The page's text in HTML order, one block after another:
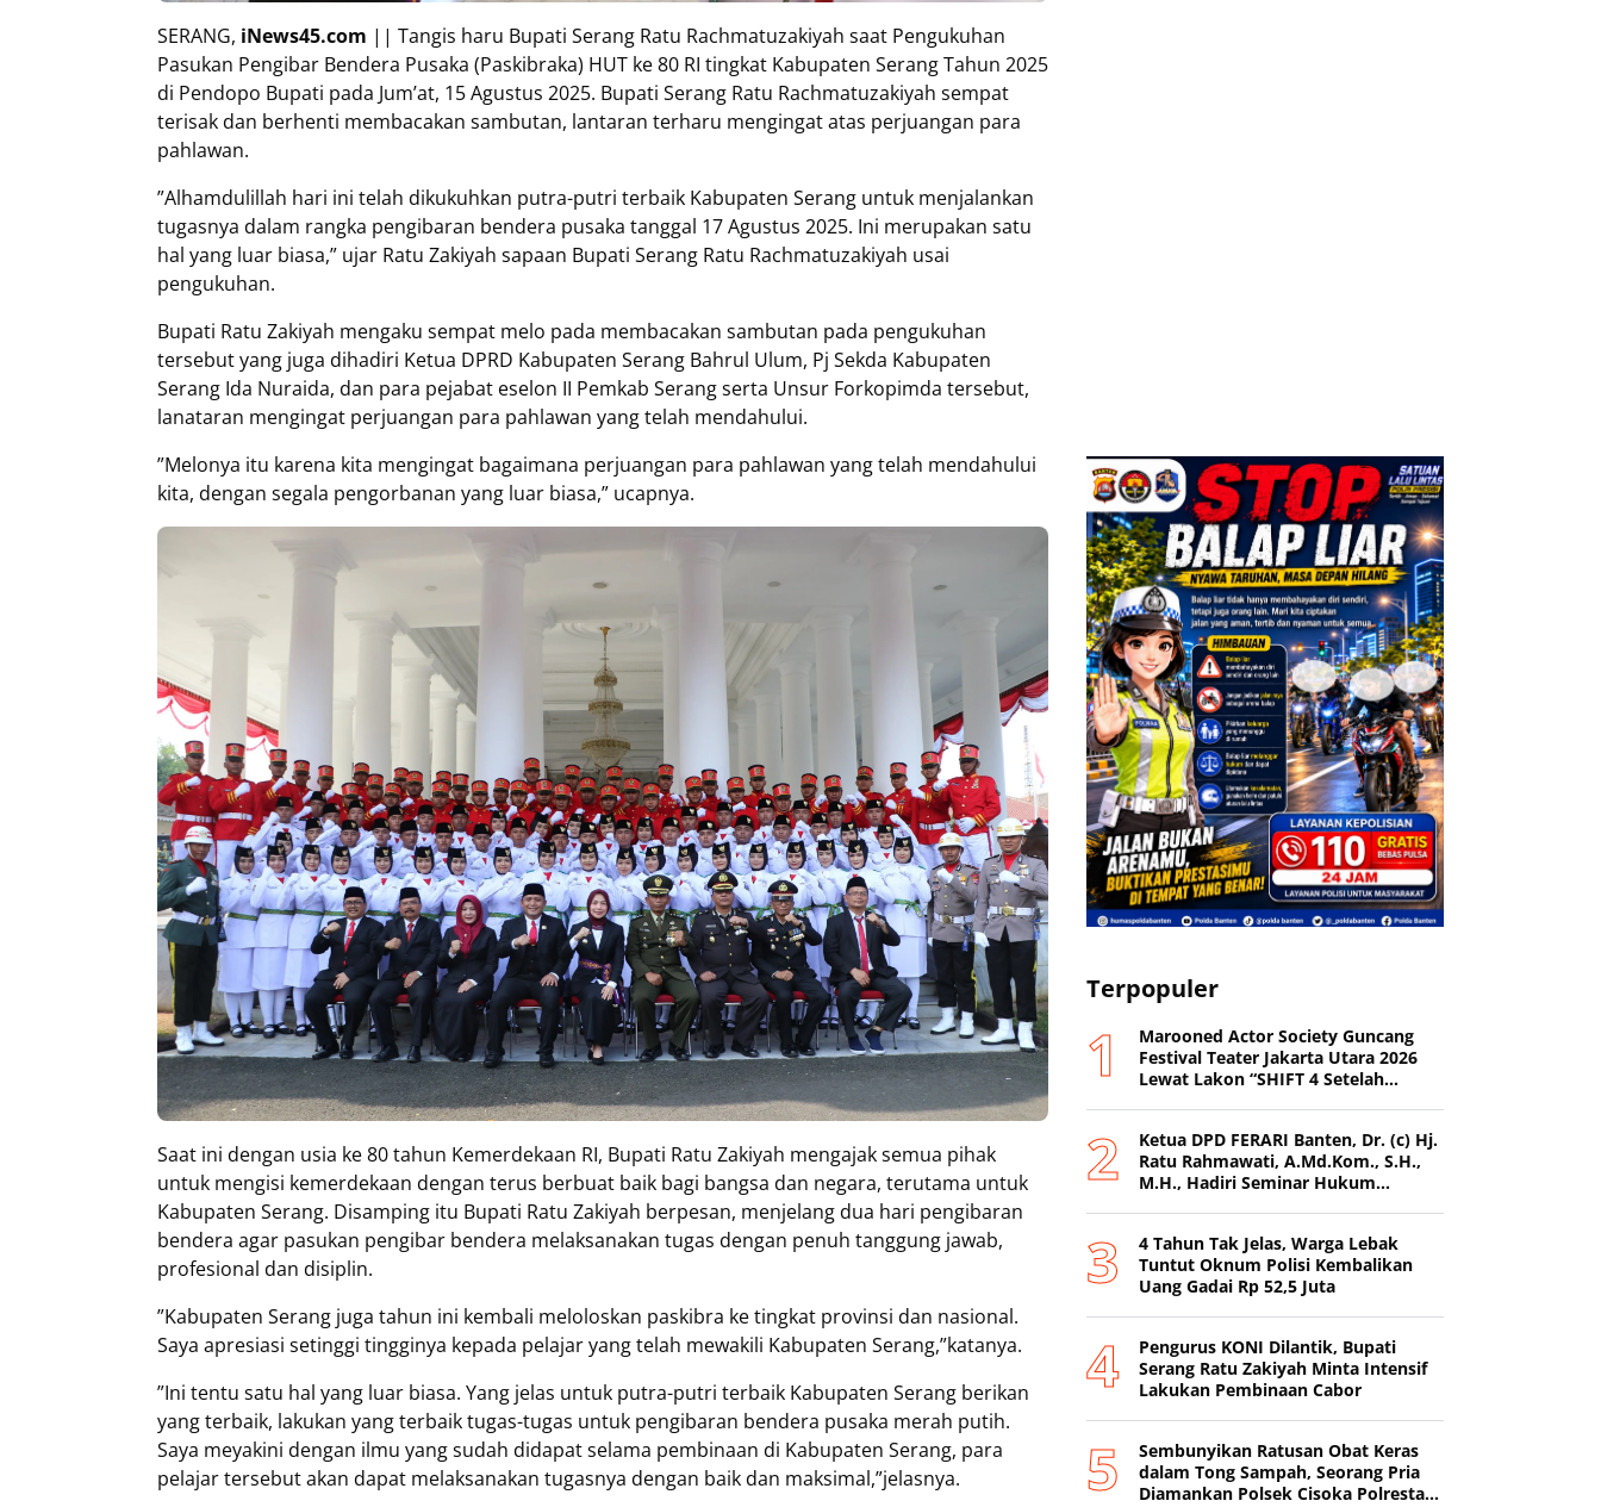
SERANG, iNews45.com || Tangis haru Bupati Serang Ratu Rachmatuzakiyah saat Pengukuhan
Pasukan Pengibar Bendera Pusaka (Paskibraka) HUT ke 80 RI tingkat Kabupaten Serang Tahun 2025
di Pendopo Bupati pada Jum’at, 15 Agustus 2025. Bupati Serang Ratu Rachmatuzakiyah sempat
terisak dan berhenti membacakan sambutan, lantaran terharu mengingat atas perjuangan para
pahlawan.
”Alhamdulillah hari ini telah dikukuhkan putra-putri terbaik Kabupaten Serang untuk menjalankan
tugasnya dalam rangka pengibaran bendera pusaka tanggal 17 Agustus 2025. Ini merupakan satu
hal yang luar biasa,” ujar Ratu Zakiyah sapaan Bupati Serang Ratu Rachmatuzakiyah usai
pengukuhan.
Bupati Ratu Zakiyah mengaku sempat melo pada membacakan sambutan pada pengukuhan
tersebut yang juga dihadiri Ketua DPRD Kabupaten Serang Bahrul Ulum, Pj Sekda Kabupaten
Serang Ida Nuraida, dan para pejabat eselon II Pemkab Serang serta Unsur Forkopimda tersebut,
lanataran mengingat perjuangan para pahlawan yang telah mendahului.
”Melonya itu karena kita mengingat bagaimana perjuangan para pahlawan yang telah mendahului
kita, dengan segala pengorbanan yang luar biasa,” ucapnya.
Saat ini dengan usia ke 80 tahun Kemerdekaan RI, Bupati Ratu Zakiyah mengajak semua pihak
untuk mengisi kemerdekaan dengan terus berbuat baik bagi bangsa dan negara, terutama untuk
Kabupaten Serang. Disamping itu Bupati Ratu Zakiyah berpesan, menjelang dua hari pengibaran
bendera agar pasukan pengibar bendera melaksanakan tugas dengan penuh tanggung jawab,
profesional dan disiplin.
”Kabupaten Serang juga tahun ini kembali meloloskan paskibra ke tingkat provinsi dan nasional.
Saya apresiasi setinggi tingginya kepada pelajar yang telah mewakili Kabupaten Serang,”katanya.
”Ini tentu satu hal yang luar biasa. Yang jelas untuk putra-putri terbaik Kabupaten Serang berikan
yang terbaik, lakukan yang terbaik tugas-tugas untuk pengibaran bendera pusaka merah putih.
Saya meyakini dengan ilmu yang sudah didapat selama pembinaan di Kabupaten Serang, para
pelajar tersebut akan dapat melaksanakan tugasnya dengan baik dan maksimal,”jelasnya.
Terpopuler
Marooned Actor Society Guncang
Festival Teater Jakarta Utara 2026
Lewat Lakon “SHIFT 4 Setelah
Ketua DPD FERARI Banten, Dr. (c) Hj.
Ratu Rahmawati, A.Md.Kom., S.H.,
M.H., Hadiri Seminar Hukum
4 Tahun Tak Jelas, Warga Lebak
Tuntut Oknum Polisi Kembalikan
Uang Gadai Rp 52,5 Juta
Pengurus KONI Dilantik, Bupati
Serang Ratu Zakiyah Minta Intensif
Lakukan Pembinaan Cabor
Sembunyikan Ratusan Obat Keras
dalam Tong Sampah, Seorang Pria
Diamankan Polsek Cisoka Polresta